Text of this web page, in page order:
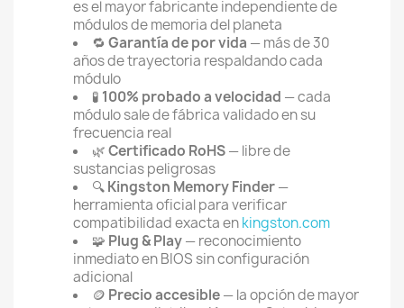
es el mayor fabricante independiente de
módulos de memoria del planeta
🔁 Garantía de por vida — más de 30
años de trayectoria respaldando cada
módulo
🧪 100% probado a velocidad — cada
módulo sale de fábrica validado en su
frecuencia real
🌿Certificado RoHS— libre de
sustancias peligrosas
🔍Kingston Memory Finder—
herramienta oficial para verificar
compatibilidad exacta enkingston.com
🧩 Plug & Play— reconocimiento
inmediato en BIOS sin configuración
adicional
🪙 Precio accesible— la opción de mayor